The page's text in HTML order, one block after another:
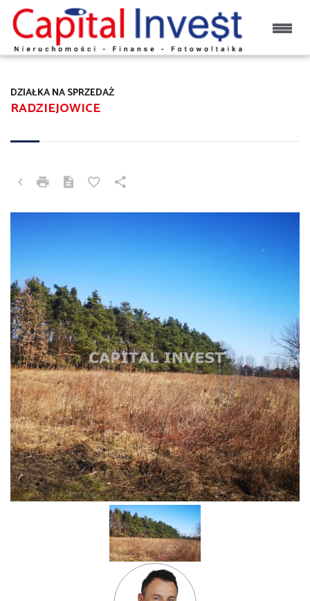
RADZIEJOWICE
DZIAŁKA NA SPRZEDAŻ